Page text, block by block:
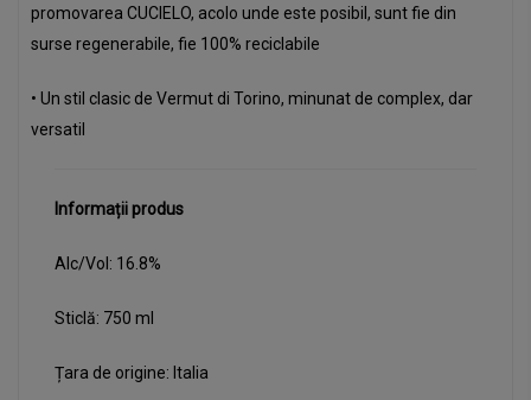
promovarea CUCIELO, acolo unde este posibil, sunt fie din
surse regenerabile, fie 100% reciclabile
• Un stil clasic de Vermut di Torino, minunat de complex, dar
versatil
Informații produs
Alc/Vol: 16.8%
Sticlă: 750 ml
Țara de origine: Italia